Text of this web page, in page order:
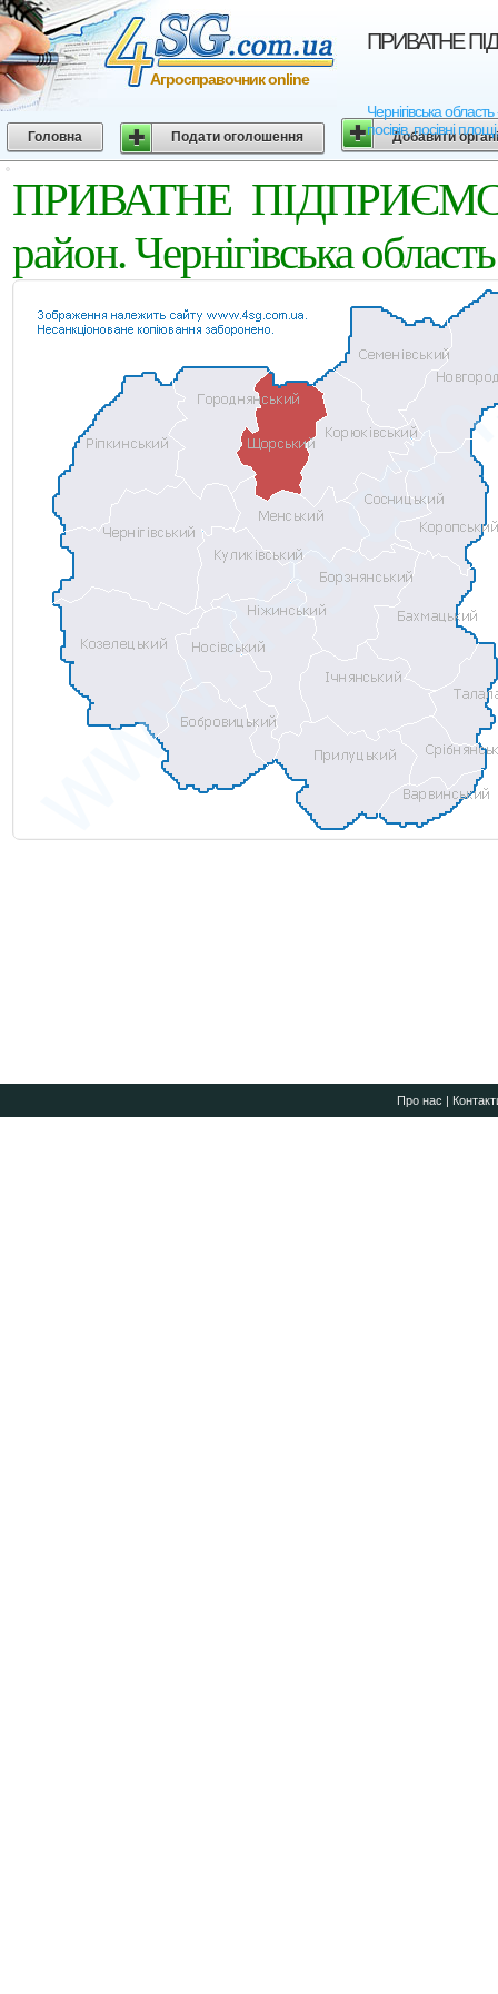
ПРИВАТНЕ
Чернігівська
посівів, посівні
Агросправочник online
Головна Подати оголошення Добавити
ПРИВАТНЕ
район. Чернігівська область
Про нас |